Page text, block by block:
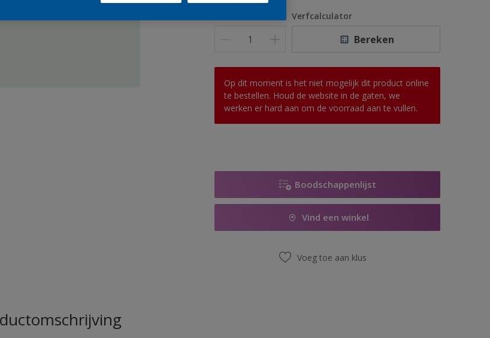
Verfcalculator
Bereken
Op dit moment is het niet mogelijk dit product online
te bestellen. Houd de website in de gaten, we
werken er hard aan om de voorraad aan te vullen.
Boodschappenlijst
Vind een winkel
Voeg toe aan klus